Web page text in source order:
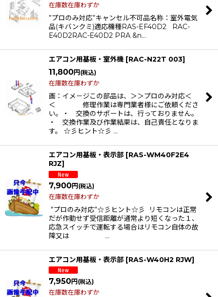
在庫数在庫わずか
”プロのみ対応”キャンセル不可品名称：室外電気
品(キバンクミ)適応機種RAS-EF40D2 RAC-
E40D2RAC-E40D2 PRA &n…
エアコン用基板・室外機 [RAC-N22T 003]
11,800円 (税込)
在庫数在庫わずか
画：イメ－ジこの部品は、＞＞プロのみ対応＜
＜ 修理作業は専門業者様にご依頼くださ
い。・ 交換のサポートは、行っておりません。
・ 交換作業及び作業結果は、自己責任となりま
す。 ☆彡ヒント☆彡 …
エアコン用基板・表示部 [RAS-WM40F2E4
RJZ]
7,900円 (税込)
在庫数在庫わずか
”プロのみ対応”☆彡ヒント☆彡 リモコンは正常
だが作動せず受信距離が通常より短くなった１、
応急スイッチで運転する場合はリモコン自体の故
障又は …
エアコン用基板・表示部 [RAS-W40H2 RJW]
7,950円 (税込)
在庫数在庫わずか